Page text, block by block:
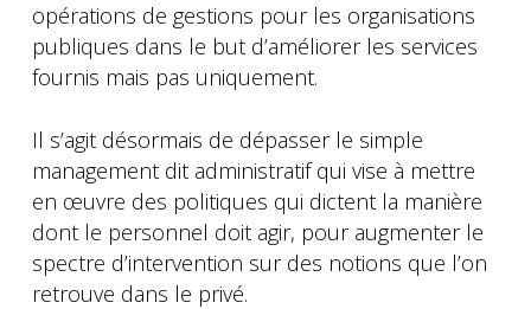
opérations de gestions pour les organisations
publiques dans le but d’améliorer les services
fournis mais pas uniquement.
Il s’agit désormais de dépasser le simple
management dit administratif qui vise à mettre
en œuvre des politiques qui dictent la manière
dont le personnel doit agir, pour augmenter le
spectre d’intervention sur des notions que l’on
retrouve dans le privé.